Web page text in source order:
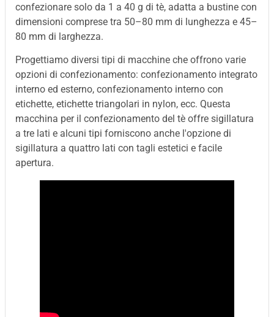
confezionare solo da 1 a 40 g di tè, adatta a bustine con
dimensioni comprese tra 50–80 mm di lunghezza e 45–
80 mm di larghezza.
Progettiamo diversi tipi di macchine che offrono varie
opzioni di confezionamento: confezionamento integrato
interno ed esterno, confezionamento interno con
etichette, etichette triangolari in nylon, ecc. Questa
macchina per il confezionamento del tè offre sigillatura
a tre lati e alcuni tipi forniscono anche l'opzione di
sigillatura a quattro lati con tagli estetici e facile
apertura.